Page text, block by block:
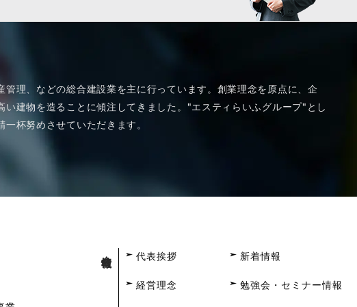
理、などの総合建設業を主に行っています。創業理念を原点に、企
建物を造ることに傾注してきました。"エスティらいふグループ"とし
杯努めさせていただきます。
代表挨拶
経営理念
新着情報
勉強会・セミナー情報